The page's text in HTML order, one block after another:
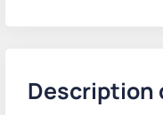
Description